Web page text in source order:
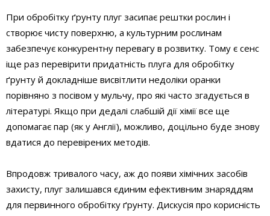
При обробітку ґрунту плуг засипає рештки рослин і
створює чисту поверхню, а культурним рослинам
забезпечує конкурентну перевагу в розвитку. Тому є сенс
іще раз перевірити придатність плуга для обробітку
ґрунту й докладніше висвітлити недоліки оранки
порівняно з посівом у мульчу, про які часто згадується в
літературі. Якщо при дедалі слабшій дії хімії все ще
допомагає пар (як у Англії), можливо, доцільно буде знову
вдатися до перевірених методів.
Впродовж тривалого часу, аж до появи хімічних засобів
захисту, плуг залишався єдиним ефективним знаряддям
для первинного обробітку ґрунту. Дискусія про корисність